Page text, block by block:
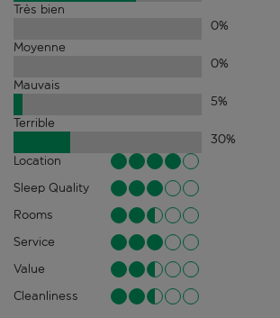
Très bien
0%
Moyenne
0%
Mauvais
5%
Terrible
30%
Location
Sleep Quality
Rooms
Service
Value
Cleanliness